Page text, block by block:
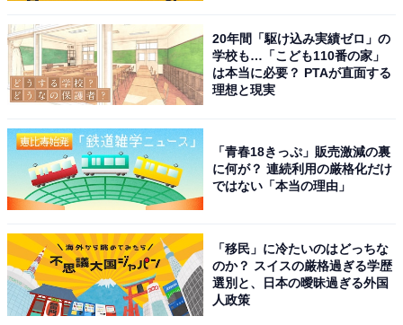
こちらもおすすめ
早慶上理の中で「最も子どもを進学させたい大
学」ランキング！ 2位「早稲田大学」を抑えた1
位は？ 【2025年調査】
1 2
20年間「駆け込み実績ゼロ」の
学校も…「こども110番の家」
は本当に必要？ PTAが直面する
理想と現実
「青春18きっぷ」販売激減の裏
に何が？ 連続利用の厳格化だけ
ではない「本当の理由」
「移民」に冷たいのはどっちな
のか？ スイスの厳格過ぎる学歴
選別と、日本の曖昧過ぎる外国
人政策